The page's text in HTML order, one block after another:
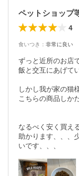
ペットショップ
4
食いつき ： 非常に良い
ずっと近所のお店
飯と交互にあげて
しかし我が家の猫
こちらの商品しか
なるべく安く買え
助かります、、、
いです、、、